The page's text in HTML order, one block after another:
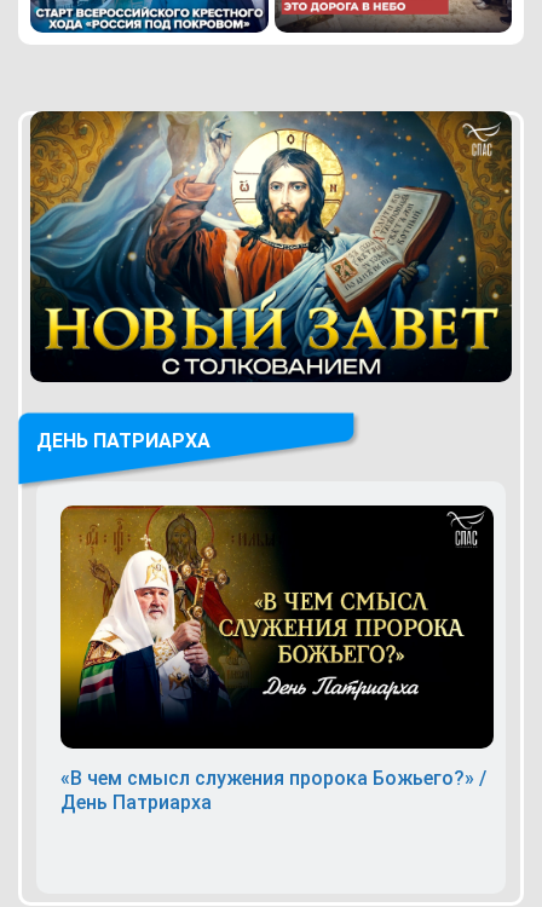
ДЕНЬ ПАТРИАРХА
«В чем смысл служения пророка Божьего?» /
День Патриарха